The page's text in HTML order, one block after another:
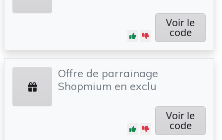
Voir le
code
Offre de parrainage
Shopmium en exclu
Voir le
code